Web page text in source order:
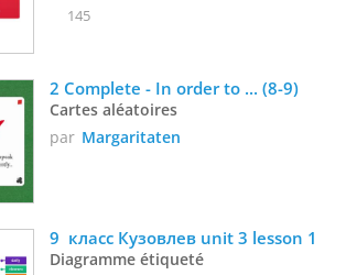
145
Cartes aléatoires
par Margaritaten
9  класс Кузовлев unit 3 lesson 1
Diagramme étiqueté